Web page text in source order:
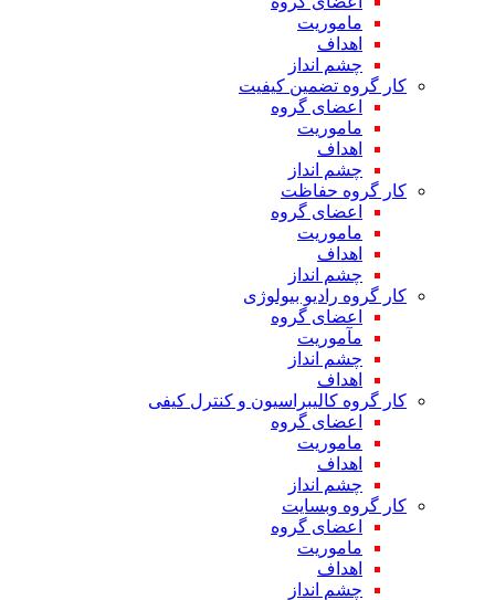
ماموریت
اهداف
چشم انداز
کار گروه تضمین کیفیت
اعضای گروه
ماموریت
اهداف
چشم انداز
کار گروه حفاظت
اعضای گروه
ماموریت
اهداف
چشم انداز
کار گروه رادیو بیولوژی
اعضای گروه
مآموریت
چشم انداز
اهداف
کار گروه کالیبراسیون و کنترل کیفی
اعضای گروه
ماموریت
اهداف
چشم انداز
کار گروه وبسایت
اعضای گروه
ماموریت
اهداف
چشم انداز